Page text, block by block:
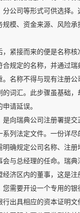
分公司等形式可供选择。
规模、资金来源、风险承
，紧接而来的便是名称核
合规定的名称，并通过瑞
。名称不得与现有注册公
的词汇。此步骤虽基础，
请延误。
是向瑞典公司注册署提交
系列法定文件。一份详尽
确规定公司名称、注册
会与总经理的任命。瑞典
经济区内的董事，这是注
您需要开设一个专用的银
出具相应的资本证明文